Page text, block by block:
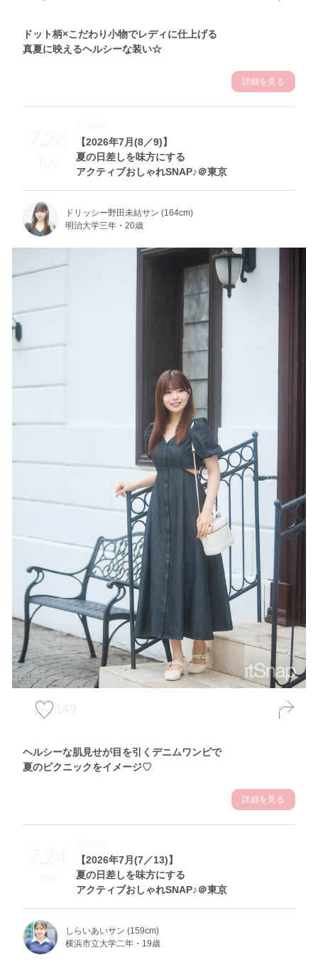
ドット柄×こだわり小物でレディに仕上げる
真夏に映えるヘルシーな装い☆
詳細を見る
7.28
Tue
【2026年7月(8／9)】
夏の日差しを味方にする
アクティブおしゃれSNAP♪＠東京
Theme
ドリッシー野田未結サン (164cm)
明治大学三年・20歳
149
ヘルシーな肌見せが目を引くデニムワンピで
夏のピクニックをイメージ♡
詳細を見る
7.24
Fri
【2026年7月(7／13)】
夏の日差しを味方にする
アクティブおしゃれSNAP♪＠東京
Theme
しらいあいサン (159cm)
横浜市立大学二年・19歳